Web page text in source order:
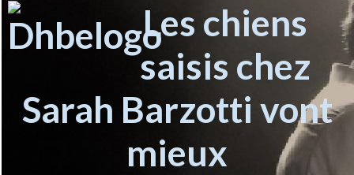
Les chiens
saisis chez
Sarah Barzotti vont
mieux